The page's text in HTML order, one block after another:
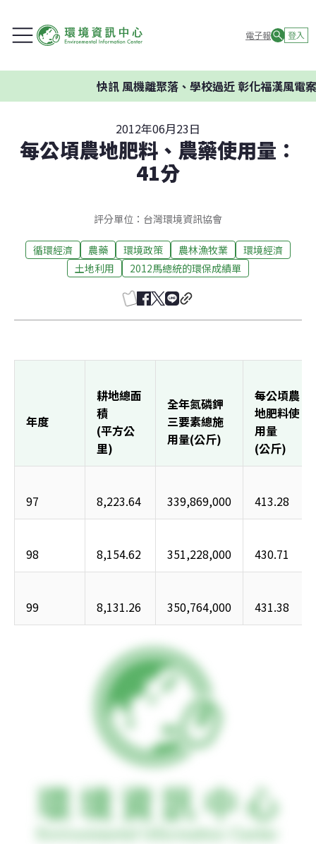
電子報 登入
快訊風機離聚落、學校過近 彰化福漢風電案
2012年06月23日
每公頃農地肥料、農藥使用量：
41分
評分單位：台灣環境資訊協會
循環經濟 農藥 環境政策 農林漁牧業
環境經濟
土地利用
2012馬總統的環保成績單
年度
耕地總面
積
(平方公
里)
全年氮磷鉀
三要素總施
用量(公斤)
每公頃農
地肥料使
用量
(公斤)
97 8,223.64 339,869,000 413.28
98 8,154.62 351,228,000 430.71
99 8,131.26 350,764,000 431.38